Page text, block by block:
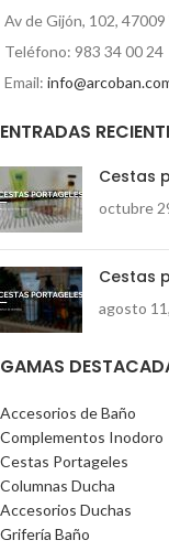
Av de Gijón, 102, 47009
Teléfono: 983 34 00 24
Email:
ENTRADAS
Cestas
octubre
Cestas
agosto
GAMAS
Accesorios de Baño
Complementos Inodoro
Cestas Portageles
Columnas Ducha
Accesorios Duchas
Grifería Baño